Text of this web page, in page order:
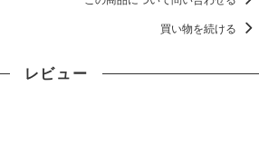
買い物を続ける
レビュー